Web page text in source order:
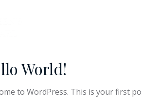
World!
to WordPress. This is your first